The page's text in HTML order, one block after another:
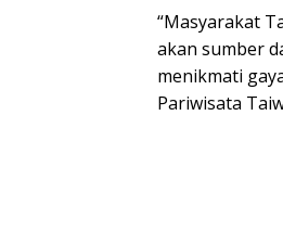
“Masyarakat
akan sumber
menikmati
Pariwisata